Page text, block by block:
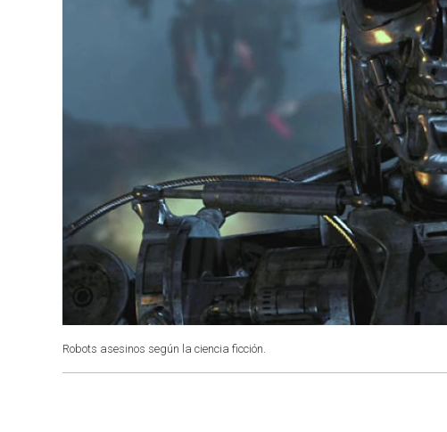
Robots asesinos según la ciencia ficción.